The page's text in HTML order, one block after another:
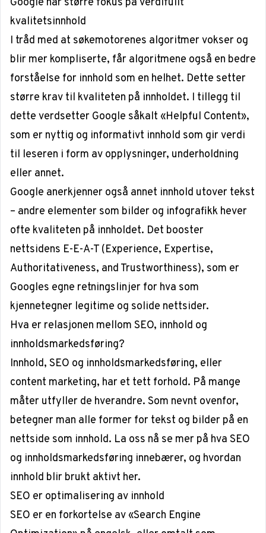
Google har større fokus på verdifullt
kvalitetsinnhold
I tråd med at søkemotorenes algoritmer vokser og
blir mer kompliserte, får algoritmene også en bedre
forståelse for innhold som en helhet. Dette setter
større krav til kvaliteten på innholdet. I tillegg til
dette verdsetter Google såkalt «Helpful Content»,
som er nyttig og informativt innhold som gir verdi
til leseren i form av opplysninger, underholdning
eller annet.
Google anerkjenner også annet innhold utover tekst
– andre elementer som bilder og infografikk hever
ofte kvaliteten på innholdet. Det booster
nettsidens E-E-A-T (Experience, Expertise,
Authoritativeness, and Trustworthiness), som er
Googles egne retningslinjer for hva som
kjennetegner legitime og solide nettsider.
Hva er relasjonen mellom SEO, innhold og
innholdsmarkedsføring?
Innhold, SEO og innholdsmarkedsføring, eller
content marketing, har et tett forhold. På mange
måter utfyller de hverandre. Som nevnt ovenfor,
betegner man alle former for tekst og bilder på en
nettside som innhold. La oss nå se mer på hva SEO
og innholdsmarkedsføring innebærer, og hvordan
innhold blir brukt aktivt her.
SEO er optimalisering av innhold
SEO er en forkortelse av «Search Engine